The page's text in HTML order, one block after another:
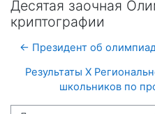
Деcятая заочная
криптографии
← Президент об
Результаты X
школьников по